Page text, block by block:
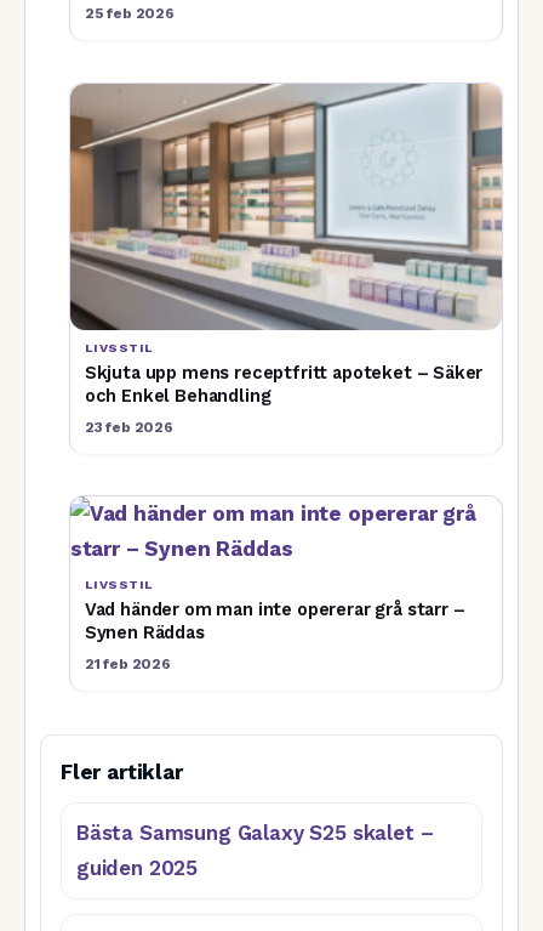
25 feb 2026
LIVSSTIL
Skjuta upp mens receptfritt apoteket – Säker
och Enkel Behandling
23 feb 2026
LIVSSTIL
Vad händer om man inte opererar grå starr –
Synen Räddas
21 feb 2026
Fler artiklar
Bästa Samsung Galaxy S25 skalet –
guiden 2025